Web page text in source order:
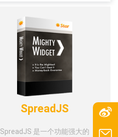
SpreadJS
SpreadJS 是一个功能强大的